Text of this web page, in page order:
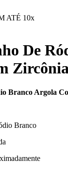
ATÉ 10x
De
Branco Argola
Branco